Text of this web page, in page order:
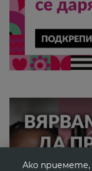
Ако приемете,